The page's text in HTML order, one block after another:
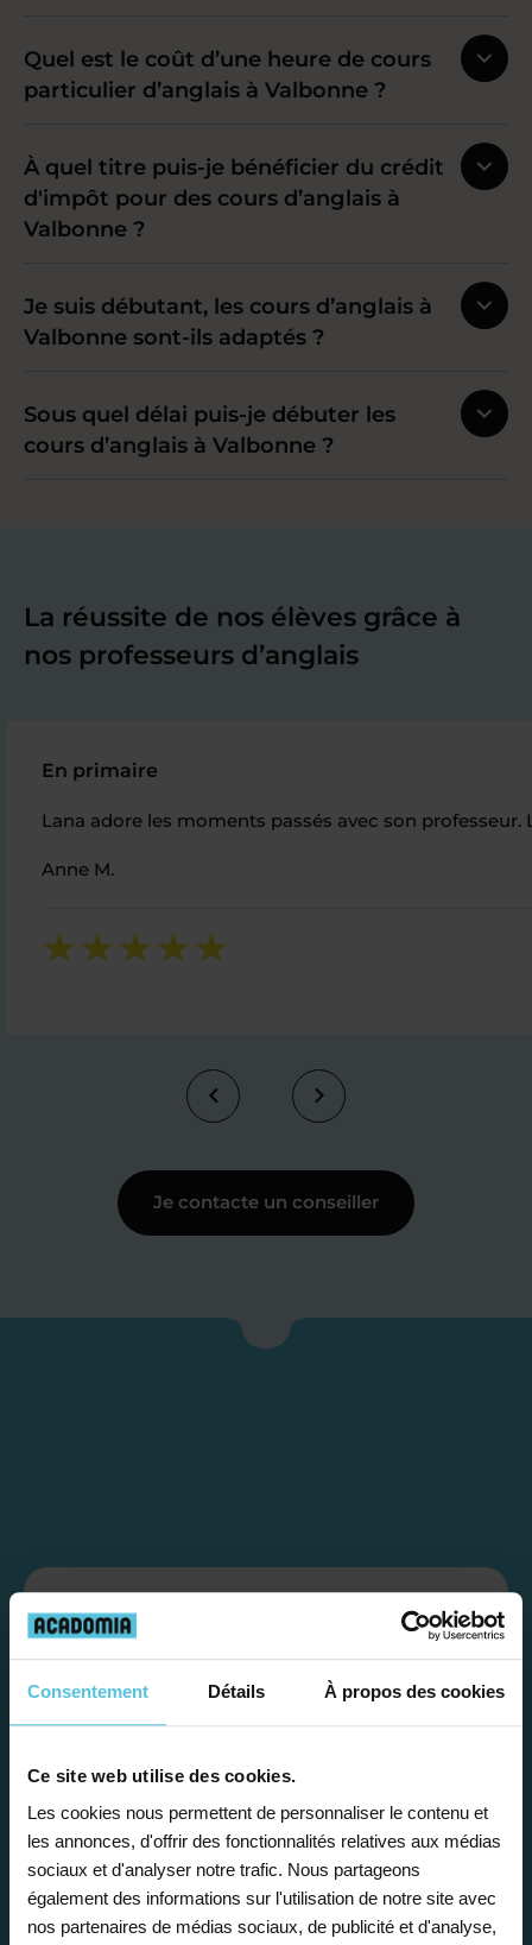
Consentement Détails À propos des cookies
Ce site web utilise des cookies.
Les cookies nous permettent de personnaliser le contenu et
les annonces, d'offrir des fonctionnalités relatives aux médias
sociaux et d'analyser notre trafic. Nous partageons
également des informations sur l'utilisation de notre site avec
nos partenaires de médias sociaux, de publicité et d'analyse,
Quel est le coût d’une heure de cours
particulier d’anglais à Valbonne ?
À quel titre puis-je bénéficier du crédit
d'impôt pour des cours d’anglais à
Valbonne ?
Je suis débutant, les cours d’anglais à
Valbonne sont-ils adaptés ?
Sous quel délai puis-je débuter les
cours d’anglais à Valbonne ?
La réussite de nos élèves grâce à
nos professeurs d’anglais
En primaire
Lana adore les moments passés avec son
Anne M.
Je contacte un conseiller
Étape 1
Je vous propose un
Gratuite et sans engagement, une
première étape pour faire le point sur
la situation scolaire de votre enfant, ses
besoins et vous préconiser la solution la